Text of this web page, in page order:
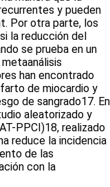
y pueden
. Por otra parte, los
la reducción del
se prueba en un
han encontrado
de miocardio y
de sangrado17. En
aleatorizado y
PPCI)18, realizado
reduce la incidencia
de las
con la